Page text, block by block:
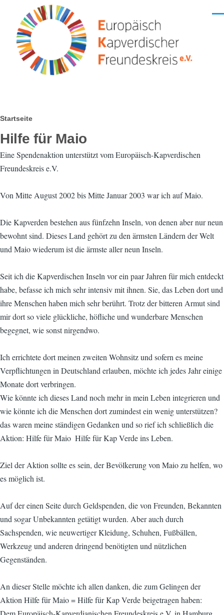
Direkt zum Inhalt
Pfadnavigation
Startseite
Hilfe für Maio
Eine Spendenaktion unterstützt vom Europäisch-Kapverdischen
Freundeskreis e.V.
Von Mitte August 2002 bis Mitte Januar 2003 war ich auf Maio.
Die Kapverden bestehen aus fünfzehn Inseln, von denen aber nur neun
bewohnt sind. Dieses Land gehört zu den ärmsten Ländern der Welt
und Maio wiederum ist die ärmste aller neun Inseln.
Seit ich die Kapverdischen Inseln vor ein paar Jahren für mich entdeckt
habe, befasse ich mich sehr intensiv mit ihnen. Sie, das Leben dort und
ihre Menschen haben mich sehr berührt. Trotz der bitteren Armut sind
mir dort so viele glückliche, höfliche und wunderbare Menschen
begegnet, wie sonst nirgendwo.
Ich errichtete dort meinen zweiten Wohnsitz und sofern es meine
Verpflichtungen in Deutschland erlauben, möchte ich jedes Jahr einige
Monate dort verbringen.
Wie könnte ich dieses Land noch mehr in mein Leben integrieren und
wie könnte ich die Menschen dort zumindest ein wenig unterstützen? 
das waren meine ständigen Gedanken und so rief ich schließlich die
Aktion: Hilfe für Maio  Hilfe für Kap Verde ins Leben.
Ziel der Aktion sollte es sein, der Bevölkerung von Maio zu helfen, wo
es möglich ist.
Auf der einen Seite durch Geldspenden, die von Freunden, Bekannten
und sogar Unbekannten getätigt wurden. Aber auch durch
Sachspenden, wie neuwertiger Kleidung, Schuhen, Fußbällen,
Werkzeug und anderen dringend benötigten und nützlichen
Gegenständen.
An dieser Stelle möchte ich allen danken, die zum Gelingen der
Aktion Hilfe für Maio = Hilfe für Kap Verde beigetragen haben: